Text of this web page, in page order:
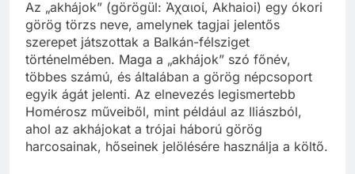
Az „akhájok” (görögül: Ἀχαιοί, Akhaioi) egy ókori
görög törzs neve, amelynek tagjai jelentős
szerepet játszottak a Balkán-félsziget
történelmében. Maga a „akhájok” szó főnév,
többes számú, és általában a görög népcsoport
egyik ágát jelenti. Az elnevezés legismertebb
Homérosz műveiből, mint például az Iliászból,
ahol az akhájokat a trójai háború görög
harcosainak, hőseinek jelölésére használja a költő.